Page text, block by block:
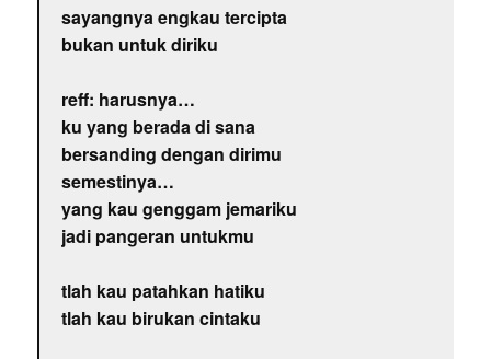
sayangnya engkau tercipta
bukan untuk diriku
reff: harusnya…
ku yang berada di sana
bersanding dengan dirimu
semestinya…
yang kau genggam jemariku
jadi pangeran untukmu
tlah kau patahkan hatiku
tlah kau birukan cintaku